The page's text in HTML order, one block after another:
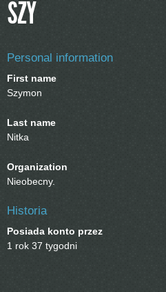
SZY
Personal information
First name
Szymon
Last name
Nitka
Organization
Nieobecny.
Historia
Posiada konto przez
1 rok 37 tygodni